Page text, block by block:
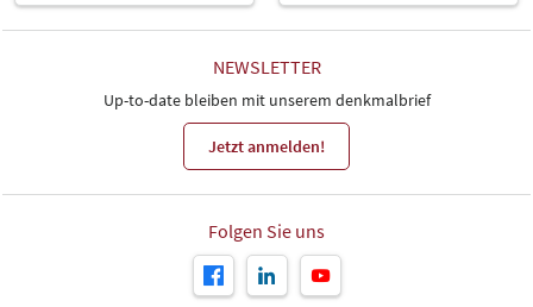
NEWSLETTER
Up-to-date bleiben mit unserem denkmalbrief
Jetzt anmelden!
Folgen Sie uns